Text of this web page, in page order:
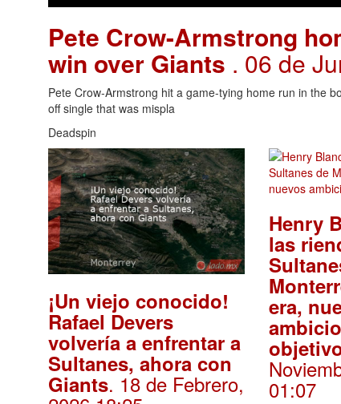
Pete Crow-Armstrong
win over Giants . 06 de
Pete Crow-Armstrong hit a game-tying home run in the
off single that was mispla
Deadspin
¡Un viejo conocido!
Rafael Devers
volvería a enfrentar a
Sultanes, ahora con
Giants. 18 de Febrero,
Henry
las
era,
01:07